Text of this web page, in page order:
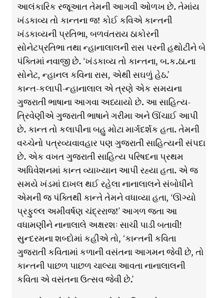
આલંકારિક રજૂઆત તેમની આગવી ઓળખ છે. તેમાંય
ખંડકાવ્ય તો કાન્તના જ! કોઈ કવિએ કાન્તની
ખંડકાવ્યની પ્રતિભા, બળવંતરાય ઠાકોરની
સોનેટપ્રતિભા તથા ન્હાનાલાલની રાસ પરની હથોટીને બે
પંક્તિમાં નવાજી છે. ‘ખંડકાવ્ય તો કાન્તના, બ.ક.ઠા.ના
સોનેટ, ન્હાનલ કવિના રાસ, એથી સઘળું હેઠ.’
કાન્ત-કલાપી-ન્હાનાલાલ એ ત્રણે એક સમયના
ગુજરાતી ભાષાના આગવા અધ્યાયો છે. આ સાહિત્ય-
ત્રિવેણીએ ગુજરાતી ભાષાને ગરીમા અને ઊંચાઈ આપી
છે. કાન્ત તો કલાપીના બહુ મોટા માર્ગદર્શક હતા. તેમની
વચ્ચેનો પત્રવ્યવાવહાર પણ ગુજરાતી સાહિત્યની સંપદા
છે. એક વખત ગુજરાતી સાહિત્ય પરિષદના પ્રથમ
અધિવેશનમાં કાન્ત વ્યાખ્યાન આપી રહ્યા હતા. એ જ
સમયે ખંડમાં દાખલ થઈ રહેલા નાનાલાલને સંબોધીને
એમની જ પંક્તિથી કાન્તે તેમને વધાવ્યા હતા, ‘ઊગ્યો
પ્રફુલ્લ અમીવર્ષણ ચંદ્રરાજ!’ આગળ જતા આ
વધામણીને નાનાલાલે અક્ષરશઃ સાચી પાડી બતાવી!
સુન્દરમના શબ્દોમાં કહીએ તો, ‘કાન્તની કવિતા
ગુજરાતી કવિતામાં કળાની વસંતના આગમન જેવી છે, તો
કાન્તની પાછળ પાછળ ચાલ્યા આવતા નાનાલાલની
કવિતા એ વસંતના ઉત્સવ જેવી છે.’